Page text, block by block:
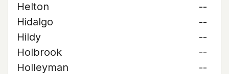
Helton
--
Hidalgo
--
Hildy
--
Holbrook
--
Holleyman
--